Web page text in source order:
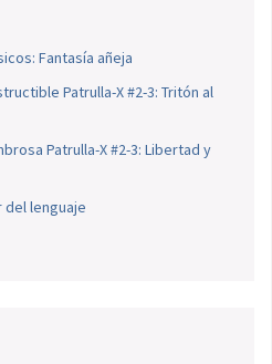
Fantasía añeja
Patrulla-X #2-3: Tritón al
Patrulla-X #2-3: Libertad y
del lenguaje